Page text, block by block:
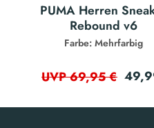
PUMA Herren
Rebound v6
Farbe: Mehrfarbig
UVP 69,95 €